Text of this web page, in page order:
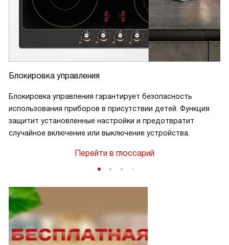
Блокировка управления
Блокировка управления гарантирует безопасность
использования приборов в присутствии детей. Функция
защитит установленные настройки и предотвратит
случайное включение или выключение устройства.
Перейти в глоссарий